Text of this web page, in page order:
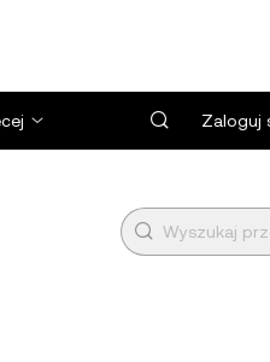
Zaloguj